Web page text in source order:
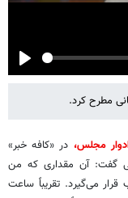
Play
مطرح کرد.
مجلس، در «کافه خبر»
گفت: آن مقداری که من
می‌گیرد. تقریباً ساعت